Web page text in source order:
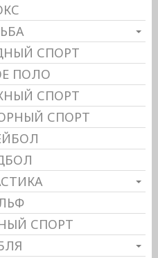
СПОРТ
ПОЛО
СПОРТ
СПОРТ
СПОРТ